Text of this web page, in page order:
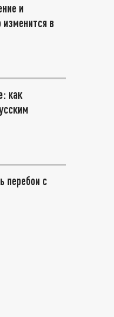
и
в
как
перебои с